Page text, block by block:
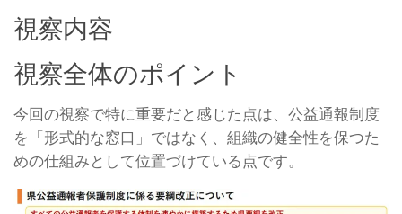
視察内容
視察全体のポイント
今回の視察で特に重要だと感じた点は、公益通報制度
を「形式的な窓口」ではなく、組織の健全性を保つた
めの仕組みとして位置づけている点です。